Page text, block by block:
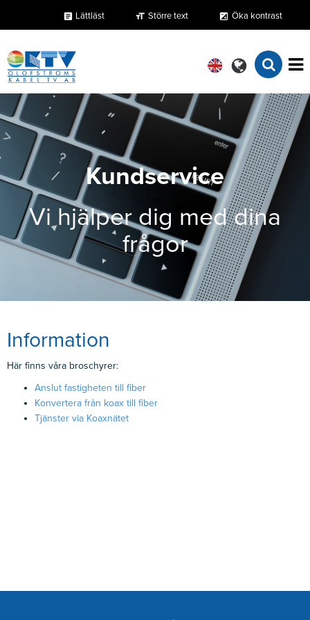
article Lättläst format_size Större text exposure Öka kontrast
Kundservice
Vi hjälper dig med dina
frågor
Information
Här finns våra broschyrer:
Anslut fastigheten till fiber
Konvertera från koax till fiber
Tjänster via Koaxnätet